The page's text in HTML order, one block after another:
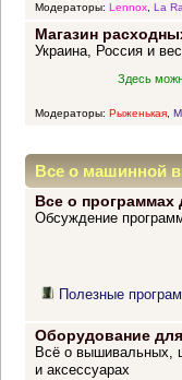
Модераторы: Lennox, La
Магазин
Украина, Россия и
Здесь
Модераторы: Рыженькая,
Все о машинной
Все о
Обсуждение
Полезные
Оборудование
Всё о вышивальных,
и аксессуарах